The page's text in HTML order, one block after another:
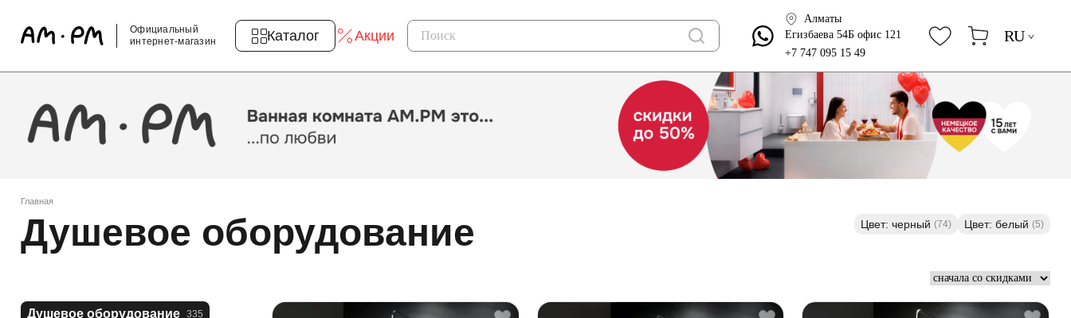
Официальный
интернет-магазин
Каталог Акции
Алматы
Егизбаева 54Б офис 121
+7 747 095 15 49
RU
Главная
Душевое оборудование Цвет: черный (74) Цвет: белый (5)
Душевое оборудование 335